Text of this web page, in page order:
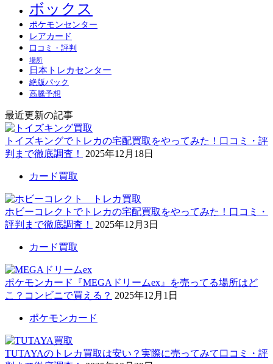
ボックス
ポケモンセンター
レアカード
口コミ・評判
場所
日本トレカセンター
絶版パック
高騰予想
最近更新の記事
トイズキングでトレカの宅配買取をやってみた！口コミ・評
判まで徹底調査！
2025年12月18日
カード買取
ホビーコレクトでトレカの宅配買取をやってみた！口コミ・
評判まで徹底調査！
2025年12月3日
カード買取
ポケモンカード『MEGAドリームex』を売ってる場所はど
こ？コンビニで買える？ 2025年12月1日
ポケモンカード
TUTAYAのトレカ買取は安い？実際に売ってみて口コミ・評